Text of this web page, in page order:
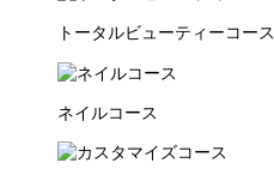
トータルビューティーコース
ネイルコース